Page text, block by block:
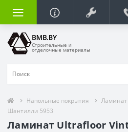
BMB.BY
Строительные и
отделочные материалы
Напольные покрытия
Ламинат
Шантилли 5953
Ламинат Ultrafloor